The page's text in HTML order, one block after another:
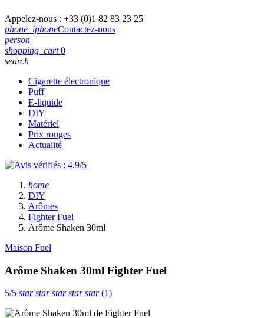
Appelez-nous : +33 (0)1 82 83 23 25
phone_iphoneContactez-nous
person
shopping_cart 0
search
Cigarette électronique
Puff
E-liquide
DIY
Matériel
Prix rouges
Actualité
home
DIY
Arômes
Fighter Fuel
Arôme Shaken 30ml
Maison Fuel
Arôme Shaken 30ml Fighter Fuel
5/5 starstarstarstarstar(1)